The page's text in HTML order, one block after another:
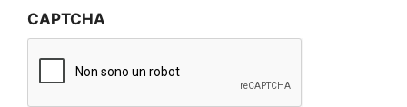
a
c
*
CAPTCHA